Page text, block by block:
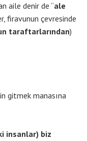
aile denir de “ale
firavunun çevresinde
taraftarlarından)
gitmek manasına
insanlar) biz